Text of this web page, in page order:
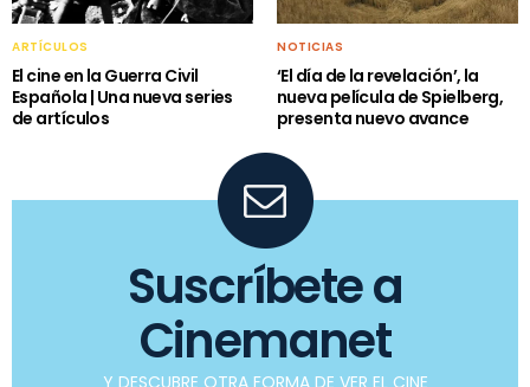
ARTÍCULOS
El cine en la Guerra Civil
Española | Una nueva series
de artículos
NOTICIAS
‘El día de la revelación’, la
nueva película de Spielberg,
presenta nuevo avance
Suscríbete a
Cinemanet
Y DESCUBRE OTRA FORMA DE VER EL CINE